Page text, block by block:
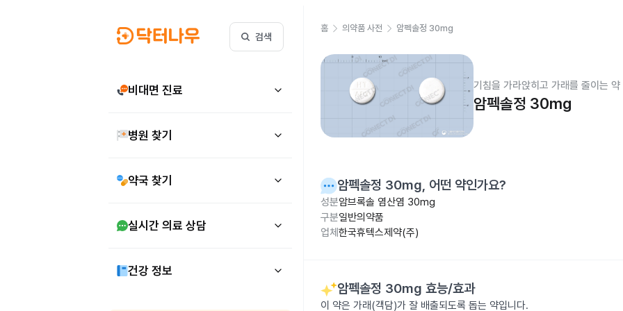
검색
비대면 진료
병원 찾기
약국 찾기
실시간 의료 상담
건강 정보
홈 의약품 사전 암펙솔정 30mg
기침을 가라앉히고 가래를 줄이는 약
암펙솔정 30mg
암펙솔정 30mg, 어떤 약인가요?
성분암브록솔 염산염 30mg
구분일반의약품
업체 한국휴텍스제약(주)
암펙솔정 30mg 효능/효과
이 약은 가래(객담)가 잘 배출되도록 돕는 약입니다.